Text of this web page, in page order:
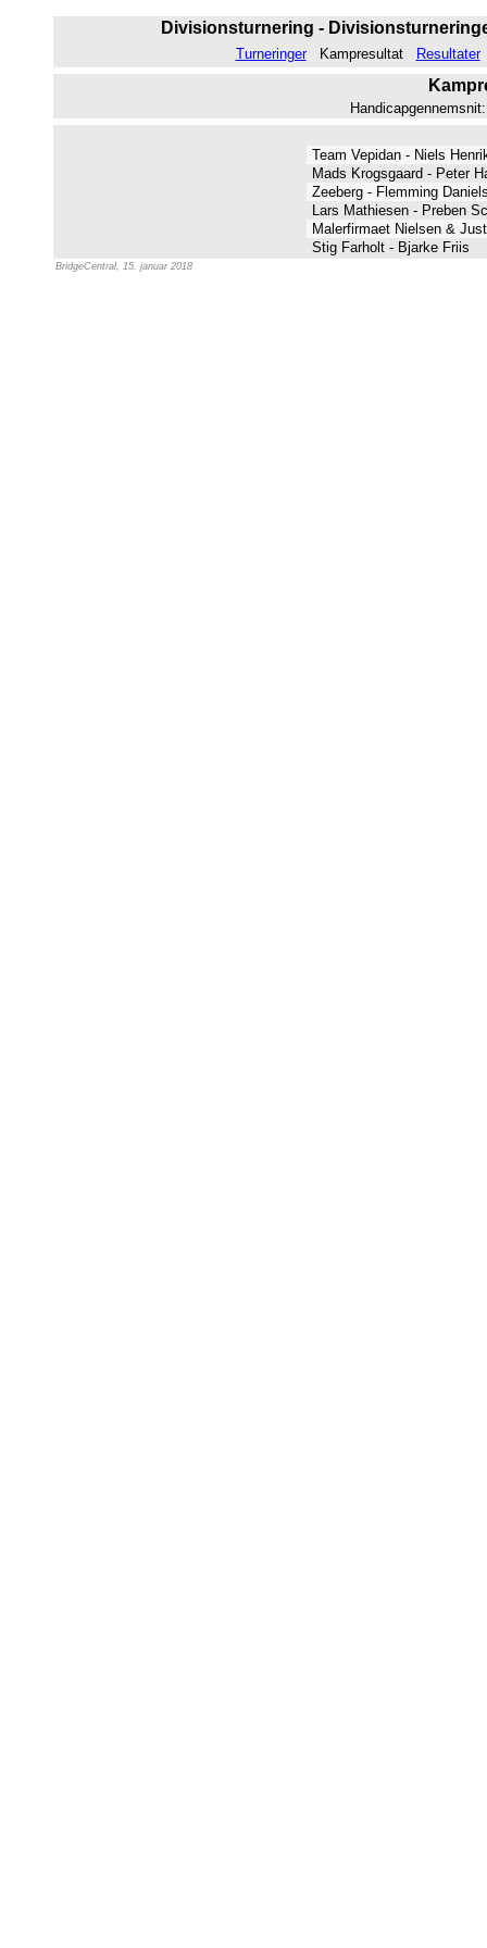
Divisionsturnering -
Turneringer Kampresultat Resultater
Team Vepidan - Niels
Mads Krogsgaard - Peter
Zeeberg - Flemming
Lars Mathiesen - Preben
Malerfirmaet Nielsen &
Stig Farholt - Bjarke Friis
BridgeCentral, 15. januar 2018